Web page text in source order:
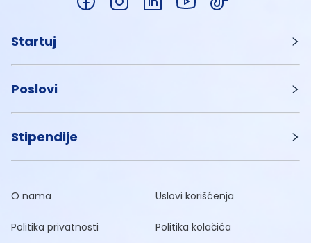
Startuj
Poslovi
Stipendije
O nama Uslovi korišćenja
Politika privatnosti Politika kolačića